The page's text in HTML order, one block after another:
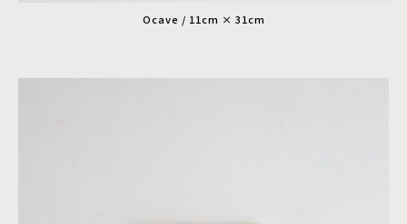
Ocave / 11cm × 31cm